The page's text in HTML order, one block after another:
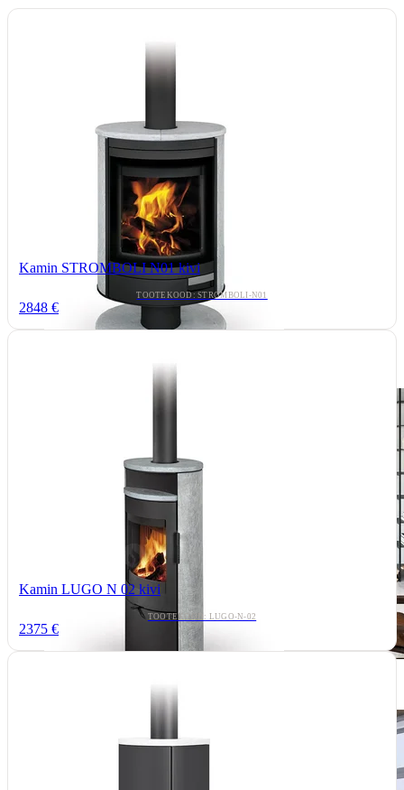
Kamin STROMBOLI N01 kivi
TOOTEKOOD: STROMBOLI-N01
2848 €
Kamin LUGO N 02 kivi
TOOTEKOOD: LUGO-N-02
2375 €